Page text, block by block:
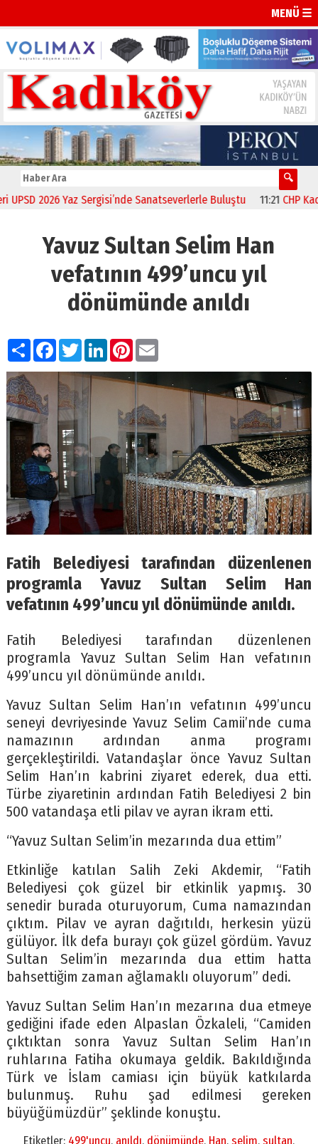
MENÜ ☰
2026 Yaz Sergisi’nde Sanatseverlerle Buluştu 11:21 CHP
Yavuz Sultan Selim Han
vefatının 499’uncu yıl
dönümünde anıldı
PaylaşFacebook
TwitterLinkedIn
Pinterest
Email
Fatih Belediyesi tarafından düzenlenen
programla Yavuz Sultan Selim Han
vefatının 499’uncu yıl dönümünde anıldı.
Fatih Belediyesi tarafından düzenlenen
programla Yavuz Sultan Selim Han vefatının
499’uncu yıl dönümünde anıldı.
Yavuz Sultan Selim Han’ın vefatının 499’uncu
seneyi devriyesinde Yavuz Selim Camii’nde cuma
namazının ardından anma programı
gerçekleştirildi. Vatandaşlar önce Yavuz Sultan
Selim Han’ın kabrini ziyaret ederek, dua etti.
Türbe ziyaretinin ardından Fatih Belediyesi 2 bin
500 vatandaşa etli pilav ve ayran ikram etti.
“Yavuz Sultan Selim’in mezarında dua ettim”
Etkinliğe katılan Salih Zeki Akdemir, “Fatih
Belediyesi çok güzel bir etkinlik yapmış. 30
senedir burada oturuyorum, Cuma namazından
çıktım. Pilav ve ayran dağıtıldı, herkesin yüzü
gülüyor. İlk defa burayı çok güzel gördüm. Yavuz
Sultan Selim’in mezarında dua ettim hatta
bahsettiğim zaman ağlamaklı oluyorum” dedi.
Yavuz Sultan Selim Han’ın mezarına dua etmeye
gediğini ifade eden Alpaslan Özkaleli, “Camiden
çıktıktan sonra Yavuz Sultan Selim Han’ın
ruhlarına Fatiha okumaya geldik. Bakıldığında
Türk ve İslam camiası için büyük katkılarda
bulunmuş. Ruhu şad edilmesi gereken
büyüğümüzdür” şeklinde konuştu.
Etiketler: 499'uncu, anıldı, dönümünde, Han, selim, sultan,